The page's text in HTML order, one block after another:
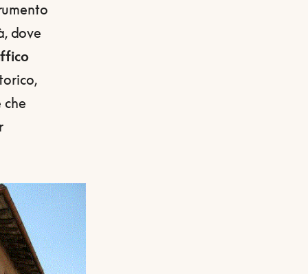
dove
che